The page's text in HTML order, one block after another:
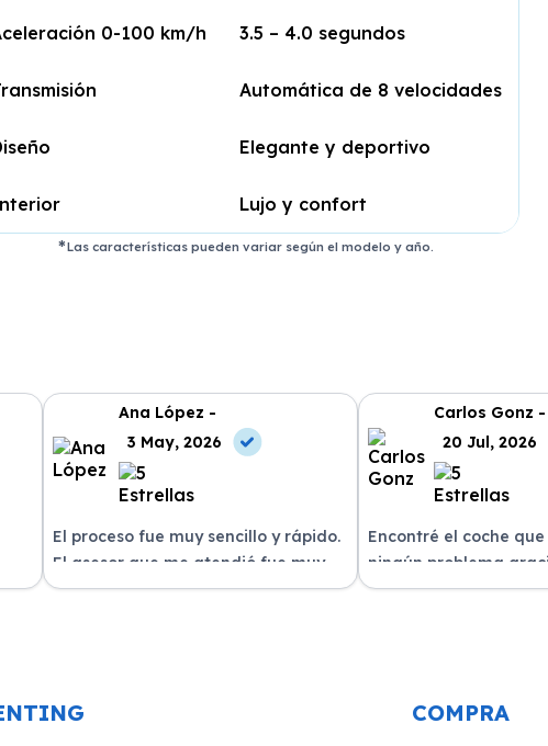
0-100 km/h 3.5 – 4.0 segundos
Automática de 8 velocidades
Elegante y deportivo
Lujo y confort
Las características pueden variar según el modelo y año.
Ana López -
3 May, 2026
El proceso fue muy sencillo y rápido.
El asesor que me atendió fue muy
amable y me explicó todo con
Carlos Gonz -
20 Jul, 2026
Encontré el coche
ningún problema
del equipo. La
COMPRA